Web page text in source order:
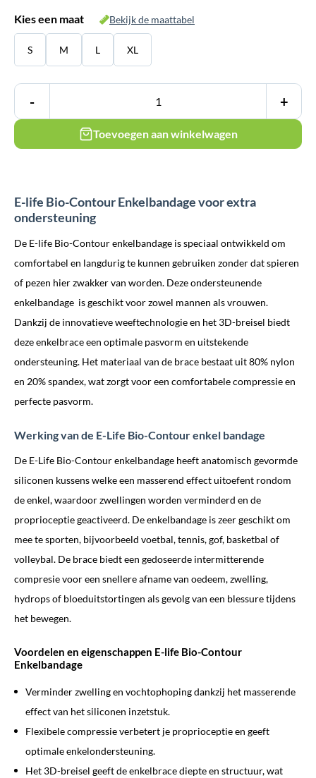
Kies een maat Bekijk de maattabel
S M L XL
- +
Toevoegen aan winkelwagen
E-life Bio-Contour Enkelbandage voor extra
ondersteuning
De E-life Bio-Contour enkelbandage is speciaal ontwikkeld om
comfortabel en langdurig te kunnen gebruiken zonder dat spieren
of pezen hier zwakker van worden. Deze ondersteunende
enkelbandage is geschikt voor zowel mannen als vrouwen.
Dankzij de innovatieve weeftechnologie en het 3D-breisel biedt
deze enkelbrace een optimale pasvorm en uitstekende
ondersteuning. Het materiaal van de brace bestaat uit 80% nylon
en 20% spandex, wat zorgt voor een comfortabele compressie en
perfecte pasvorm.
Werking van de E-Life Bio-Contour enkel bandage
De E-Life Bio-Contour enkelbandage heeft anatomisch gevormde
siliconen kussens welke een masserend effect uitoefent rondom
de enkel, waardoor zwellingen worden verminderd en de
proprioceptie geactiveerd. De enkelbandage is zeer geschikt om
mee te sporten, bijvoorbeeld voetbal, tennis, gof, basketbal of
volleybal. De brace biedt een gedoseerde intermitterende
compresie voor een snellere afname van oedeem, zwelling,
hydrops of bloeduitstortingen als gevolg van een blessure tijdens
het bewegen.
Voordelen en eigenschappen E-life Bio-Contour
Enkelbandage
Verminder zwelling en vochtophoping dankzij het masserende
effect van het siliconen inzetstuk.
Flexibele compressie verbetert je proprioceptie en geeft
optimale enkelondersteuning.
Het 3D-breisel geeft de enkelbrace diepte en structuur, wat